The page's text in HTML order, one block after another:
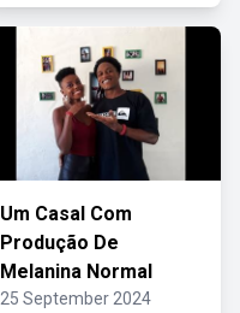
Um Casal Com
Produção De
Melanina Normal
25 September 2024